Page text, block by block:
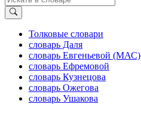
Толковые словари
словарь Даля
словарь Евгеньевой (МАС)
словарь Ефремовой
словарь Кузнецова
словарь Ожегова
словарь Ушакова